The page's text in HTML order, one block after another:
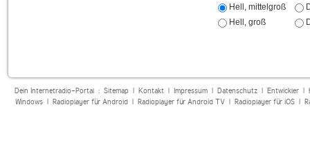
Hell, mittelgroß
Hell, groß
Dein Internetradio-Portal : Sitemap| Kontakt| Impressum| Datenschutz| Entwickler|
Windows| Radioplayer für Android| Radioplayer für Android TV| Radioplayer für iOS|